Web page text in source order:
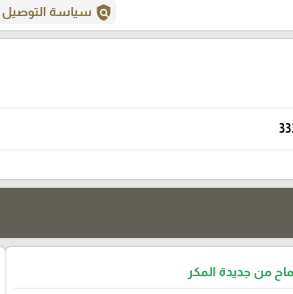
policy سياسة التوصيل
من جديدة المكر